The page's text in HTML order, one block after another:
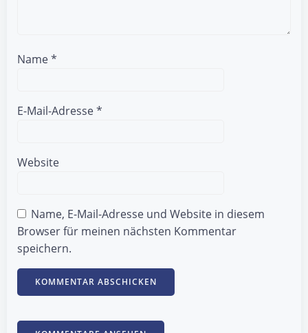
Name*
E-Mail-Adresse*
Website
Name, E-Mail-Adresse und Website in diesem
Browser für meinen nächsten Kommentar
speichern.